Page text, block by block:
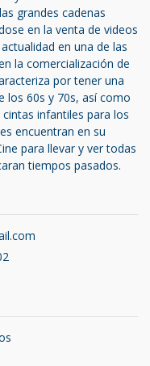
grandes cadenas
en la venta de videos
en una de las
la comercialización de
por tener una
los 60s y 70s, así como
infantiles para los
encuentran en su
para llevar y ver todas
tiempos pasados.